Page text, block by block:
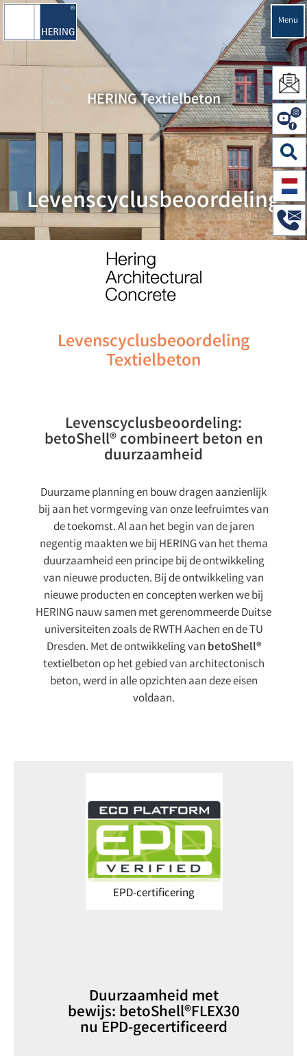
Menu
HERING Textielbeton
Levenscyclusbeoordeling
Levenscyclusbeoordeling
Textielbeton
Levenscyclusbeoordeling:
betoShell® combineert beton en
duurzaamheid
Duurzame planning en bouw dragen aanzienlijk
bij aan het vormgeving van onze leefruimtes van
de toekomst. Al aan het begin van de jaren
negentig maakten we bij HERING van het thema
duurzaamheid een principe bij de ontwikkeling
van nieuwe producten. Bij de ontwikkeling van
nieuwe producten en concepten werken we bij
HERING nauw samen met gerenommeerde Duitse
universiteiten zoals de RWTH Aachen en de TU
Dresden. Met de ontwikkeling van betoShell®
textielbeton op het gebied van architectonisch
beton, werd in alle opzichten aan deze eisen
voldaan.
EPD-certificering
Duurzaamheid met
bewijs: betoShell®FLEX30
nu EPD-gecertificeerd